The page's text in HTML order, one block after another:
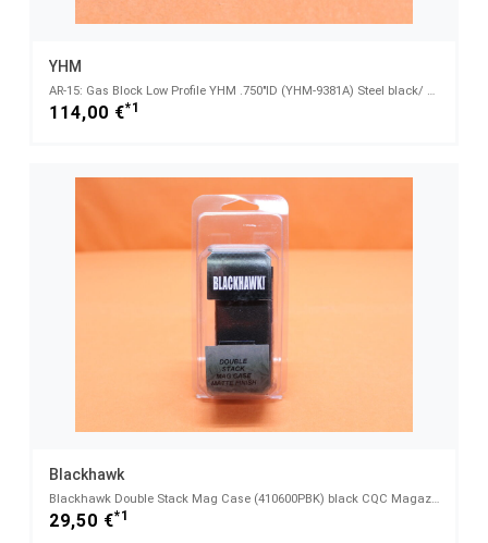
YHM
AR-15: Gas Block Low Profile YHM .750"ID (YHM-9381A) Steel black/ Gasabnahme
114,00 €*1
Blackhawk
Blackhawk Double Stack Mag Case (410600PBK) black CQC Magazintasche für doppelreihiges Magazin 9mm/
29,50 €*1